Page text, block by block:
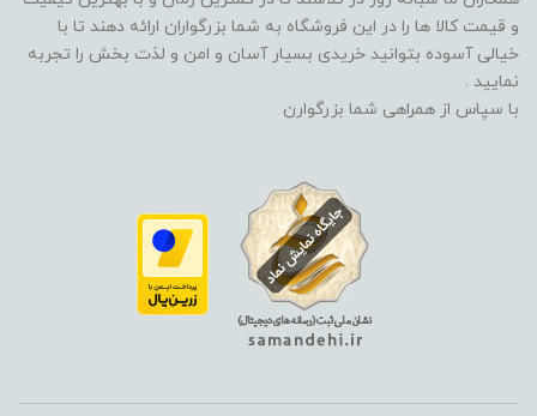
و قیمت کالا ها را در این فروشگاه به شما بزرگواران ارائه دهند تا با
خیالی آسوده بتوانید خریدی بسیار آسان و امن و لذت بخش را تجربه
نمایید .
با سپاس از همراهی شما بزرگوارن